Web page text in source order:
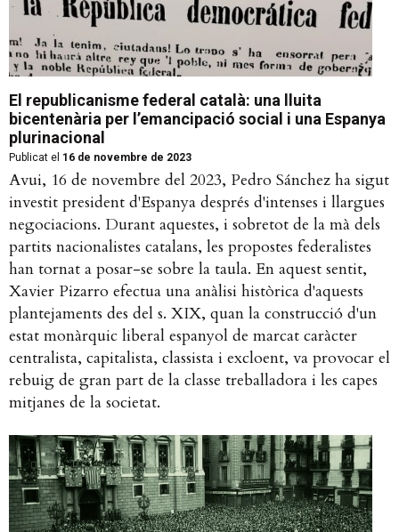
El republicanisme federal català: una lluita
bicentenària per l’emancipació social i una Espanya
plurinacional
Publicat el 16 de novembre de 2023
Avui, 16 de novembre del 2023, Pedro Sánchez ha sigut
investit president d'Espanya després d'intenses i llargues
negociacions. Durant aquestes, i sobretot de la mà dels
partits nacionalistes catalans, les propostes federalistes
han tornat a posar-se sobre la taula. En aquest sentit,
Xavier Pizarro efectua una anàlisi històrica d'aquests
plantejaments des del s. XIX, quan la construcció d'un
estat monàrquic liberal espanyol de marcat caràcter
centralista, capitalista, classista i excloent, va provocar el
rebuig de gran part de la classe treballadora i les capes
mitjanes de la societat.